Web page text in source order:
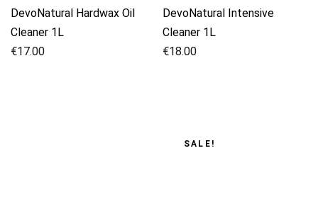
DevoNatural Hardwax Oil
Cleaner 1L
€17.00
DevoNatural Intensive
Cleaner 1L
€18.00
SALE!